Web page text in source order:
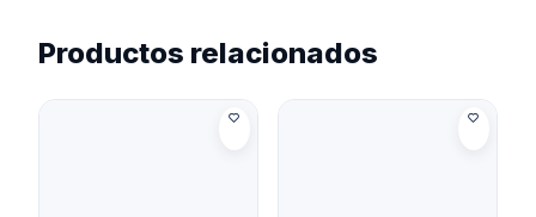
Productos relacionados